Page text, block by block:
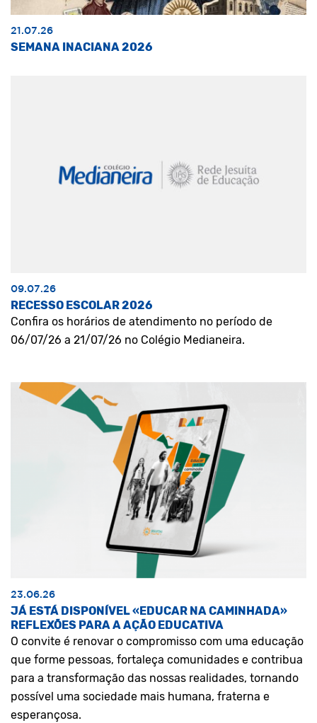
21.07.26
SEMANA INACIANA 2026
09.07.26
RECESSO ESCOLAR 2026
Confira os horários de atendimento no período de
06/07/26 a 21/07/26 no Colégio Medianeira.
23.06.26
JÁ ESTÁ DISPONÍVEL «EDUCAR NA CAMINHADA»
REFLEXÕES PARA A AÇÃO EDUCATIVA
O convite é renovar o compromisso com uma educação
que forme pessoas, fortaleça comunidades e contribua
para a transformação das nossas realidades, tornando
possível uma sociedade mais humana, fraterna e
esperançosa.